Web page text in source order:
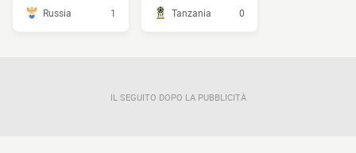
Russia
1
Tanzania
0
IL SEGUITO DOPO LA PUBBLICITÀ